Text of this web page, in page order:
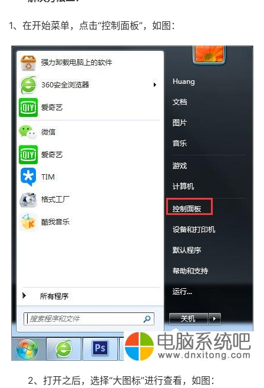
1、在开始菜单，点击“控制面板”，如图：
2、打开之后，选择“大图标”进行查看，如图：